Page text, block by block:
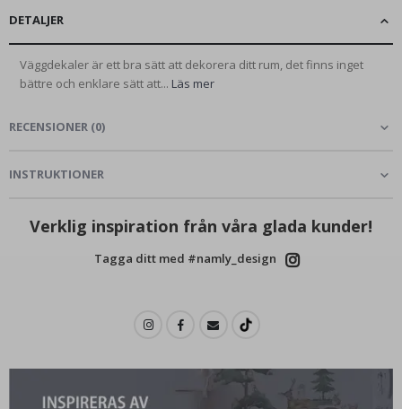
DETALJER
Väggdekaler är ett bra sätt att dekorera ditt rum, det finns inget
bättre och enklare sätt att... Läs mer
RECENSIONER (0)
INSTRUKTIONER
Verklig inspiration från våra glada kunder!
Tagga ditt med #namly_design